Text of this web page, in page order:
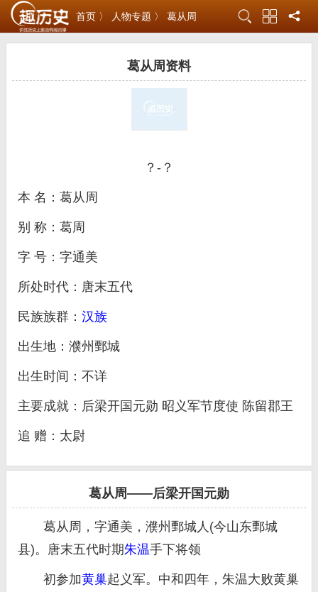
首页 〉 人物专题 〉 葛从周
葛从周资料
？-？
本 名：葛从周
别 称：葛周
字 号：字通美
所处时代：唐末五代
民族族群： 汉族
出生地：濮州鄄城
出生时间：不详
主要成就：后梁开国元勋 昭义军节度使 陈留郡王
追 赠：太尉
葛从周——后梁开国元勋
葛从周，字通美，濮州鄄城人(今山东鄄城
县)。唐末五代时期朱温手下将领
初参加黄巢起义军。中和四年，朱温大败黄巢